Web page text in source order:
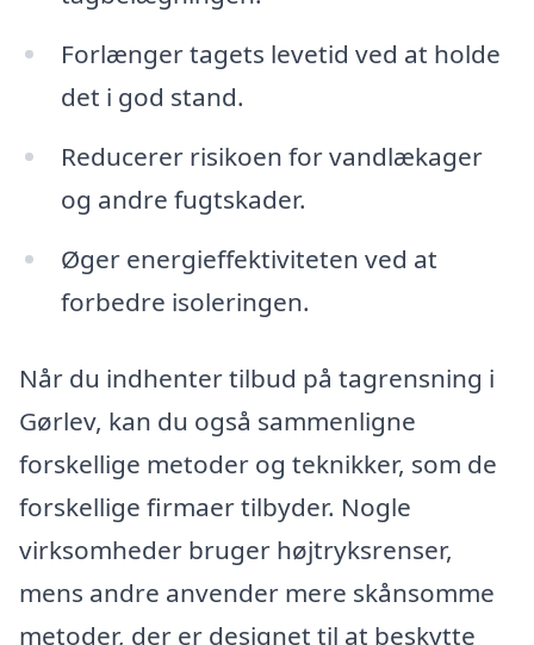
Forlænger tagets levetid ved at holde
det i god stand.
Reducerer risikoen for vandlækager
og andre fugtskader.
Øger energieffektiviteten ved at
forbedre isoleringen.
Når du indhenter tilbud på tagrensning i
Gørlev, kan du også sammenligne
forskellige metoder og teknikker, som de
forskellige firmaer tilbyder. Nogle
virksomheder bruger højtryksrenser,
mens andre anvender mere skånsomme
metoder, der er designet til at beskytte